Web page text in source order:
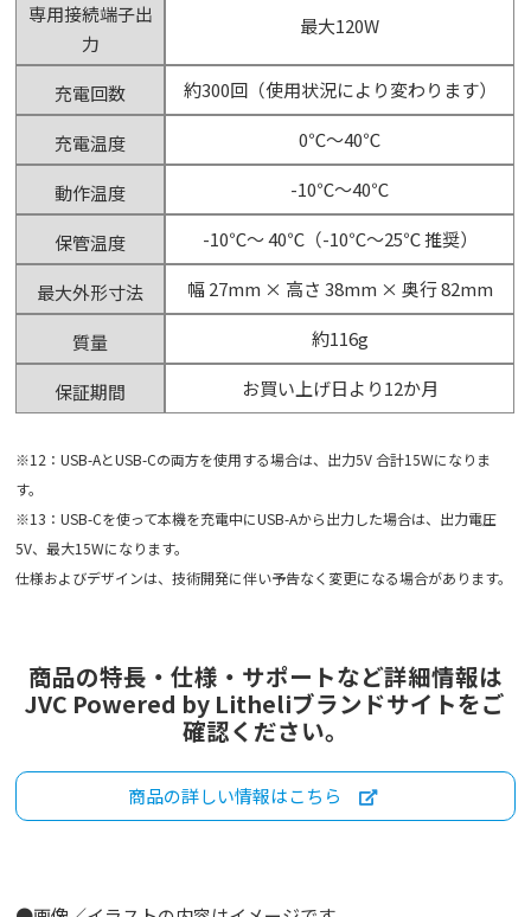
専用接続端子出
力
最大120W
充電回数 約300回（使用状況により変わります）
充電温度 0℃～40℃
動作温度 -10℃～40℃
保管温度 -10℃～ 40℃（-10℃～25℃ 推奨）
最大外形寸法 幅 27mm × 高さ 38mm × 奥行 82mm
質量 約116g
保証期間 お買い上げ日より12か月
※12：USB-AとUSB-Cの両方を使用する場合は、出力5V 合計15Wになりま
す。
※13：USB-Cを使って本機を充電中にUSB-Aから出力した場合は、出力電圧
5V、最大15Wになります。
仕様およびデザインは、技術開発に伴い予告なく変更になる場合があります。
商品の特長・仕様・サポートなど詳細情報は
JVC Powered by Litheliブランドサイトをご
確認ください。
商品の詳しい情報はこちら